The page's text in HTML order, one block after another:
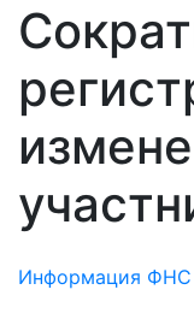
Информация ФНС